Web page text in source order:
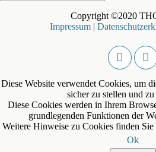
Copyright ©2020
Impressum |
Diese Website verwendet Cookies, um
sicher zu stellen und zu
Diese Cookies werden in Ihrem
grundlegenden Funktionen der
Weitere Hinweise zu Cookies finden
Ok